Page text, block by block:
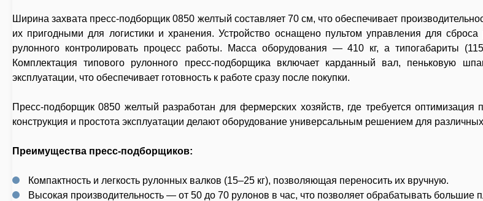
Ширина захвата пресс-подборщик 0850 желтый составляет 70 см, что обеспечивает
их пригодными для логистики и хранения. Устройство оснащено пультом управления для
рулонного контролировать процесс работы. Масса оборудования — 410 кг, а типогабариты
Комплектация типового рулонного пресс-подборщика включает карданный вал, пеньковую
эксплуатации, что обеспечивает готовность к работе сразу после покупки.
Пресс-подборщик 0850 желтый разработан для фермерских хозяйств, где требуется
конструкция и простота эксплуатации делают оборудование универсальным решением для
Преимущества пресс-подборщиков:
Компактность и легкость рулонных валков (15–25 кг), позволяющая переносить их вручную.
Высокая производительность — от 50 до 70 рулонов в час, что позволяет обрабатывать большие